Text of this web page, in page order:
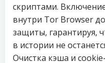
скриптами.
внутри Tor Browser
защиты, гарантируя,
в истории не
Очистка кэша и